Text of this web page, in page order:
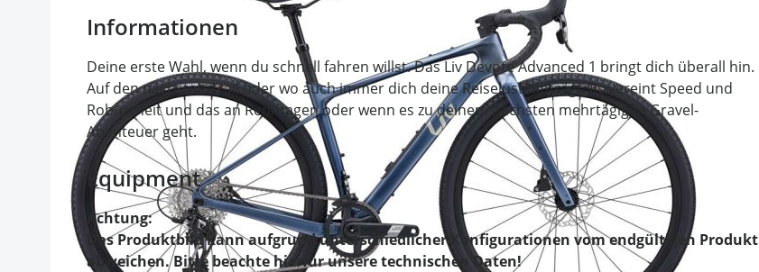
Informationen
Deine erste Wahl, wenn du schnell fahren willst. Das Liv Devote Advanced 1 bringt dich überall hin.
Auf den nächsten Trail oder wo auch immer dich deine Reiselust hinträgt. Es vereint Speed und
Robustheit und das an Renntagen oder wenn es zu deinem nächsten mehrtägigen Gravel-
Abenteuer geht.
Equipment
Achtung:
Das Produktbild kann aufgrund unterschiedlicher Konfigurationen vom endgültigen Produkt
abweichen. Bitte beachte hierfür unsere technischen Daten!